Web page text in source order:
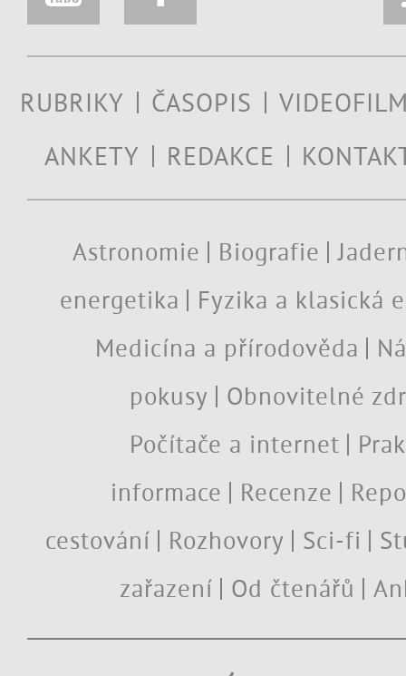
RUBRIKY ČASOPIS
ANKETY
REDAKCE
Astronomie Biografie
energetika
Fyzika a klasická
Medicína a přírodověda
pokusy
Obnovitelné
Počítače a internet
informace
Recenze
cestování
Rozhovory Sci-fi
zařazení
Od čtenářů